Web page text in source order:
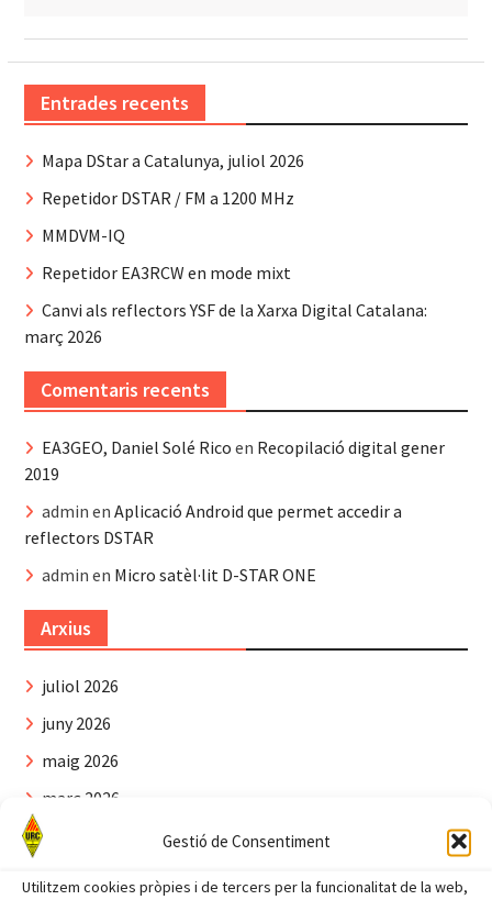
Gestió de Consentiment
Utilitzem cookies pròpies i de tercers per la funcionalitat de la web,
Entrades recents
Mapa DStar a Catalunya, juliol 2026
Repetidor DSTAR / FM a 1200 MHz
MMDVM-IQ
Repetidor EA3RCW en mode mixt
Canvi als reflectors YSF de la Xarxa Digital Catalana:
març 2026
Comentaris recents
EA3GEO, Daniel Solé Rico en Recopilació digital gener
2019
admin en Aplicació Android que permet accedir a
reflectors DSTAR
admin en Micro satèl·lit D-STAR ONE
Arxius
juliol 2026
juny 2026
maig 2026
març 2026
gener 2026